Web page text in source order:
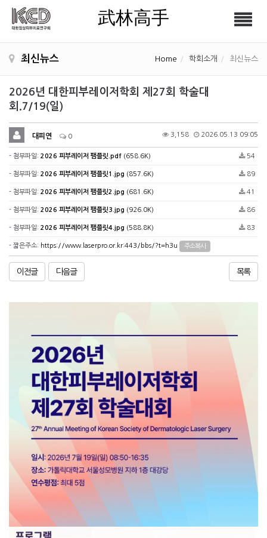
武林高手
武林高手
최신뉴스 Home 학회소개 최신뉴스
2026년 대한피부레이저학회 제27회 학술대
회.7/19(일)
대피연 0 3,158 2026.05.13 09:05
- 첨부파일: 2026 피부레이저 팸플릿.pdf (658.6K) 54
- 첨부파일: 2026 피부레이저 팸플릿1.jpg (857.6K) 89
- 첨부파일: 2026 피부레이저 팸플릿2.jpg (681.6K) 41
- 첨부파일: 2026 피부레이저 팸플릿3.jpg (926.0K) 86
- 첨부파일: 2026 피부레이저 팸플릿4.jpg (588.8K) 83
- 짧은주소: https://www.laserpro.or.kr:443/bbs/?t=h3u 주소복사
이전글 다음글 목록